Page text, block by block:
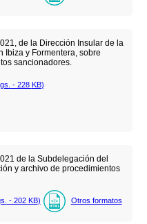
de la Dirección Insular de la
Ibiza y Formentera, sobre
sancionadores.
- 228 KB)
de la Subdelegación del
y archivo de procedimientos
- 202 KB) Otros formatos